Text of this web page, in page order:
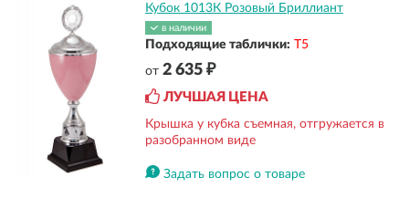
Кубок 1013К Розовый Бриллиант
в наличии
Подходящие таблички: Т5
от2 635 ₽
ЛУЧШАЯ ЦЕНА
Крышка у кубка съемная, отгружается в
разобранном виде
Задать вопрос о товаре